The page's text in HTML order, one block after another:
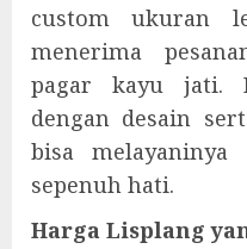
custom ukuran
menerima
pagar kayu jati.
dengan desain
bisa melayaninya
sepenuh hati.
Harga Lisplang